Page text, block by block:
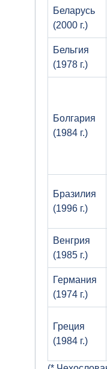
Беларусь
(2000 г.)
Бельгия
(1978 г.)
Болгария
(1984 г.)
Бразилия
(1996 г.)
Венгрия
(1985 г.)
Германия
(1974 г.)
Греция
(1984 г.)